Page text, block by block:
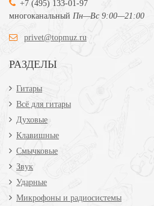
+7 (495) 133-01-97
многоканальный Пн—Вс 9:00—21:00
privet@topmuz.ru
РАЗДЕЛЫ
Гитары
Всё для гитары
Духовые
Клавишные
Смычковые
Звук
Ударные
Микрофоны и радиосистемы